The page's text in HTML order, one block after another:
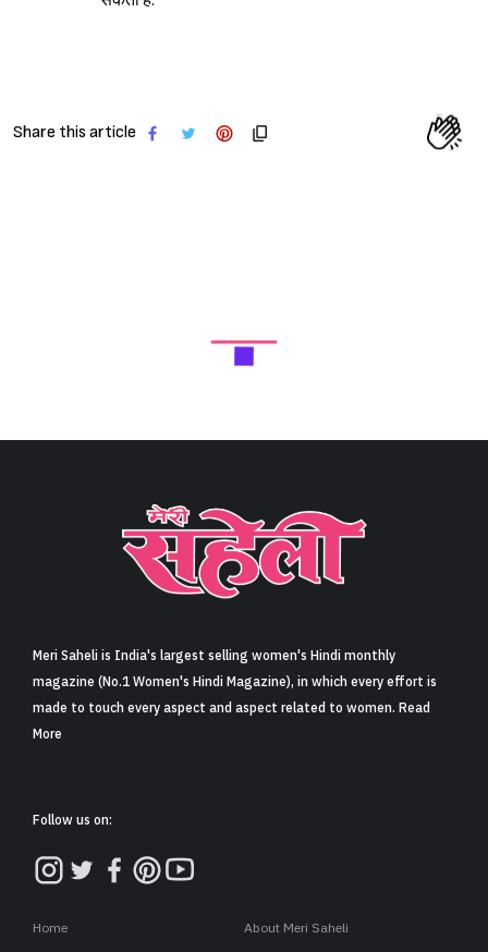
Share this article
Meri Saheli is India's largest selling women's Hindi monthly
magazine (No.1 Women's Hindi Magazine), in which every effort is
made to touch every aspect and aspect related to women. Read
More
Follow us on:
Home About Meri Saheli